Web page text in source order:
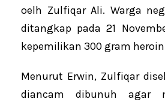
oelh Zulfiqar Ali. Warga
ditangkap pada 21
kepemilikan 300 gram
Menurut Erwin, Zulfiqar
diancam dibunuh agar